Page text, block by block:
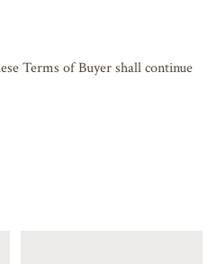
Terms of Buyer shall continue